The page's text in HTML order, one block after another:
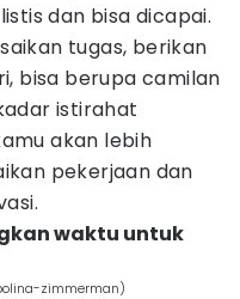
dan bisa dicapai.
tugas, berikan
bisa berupa camilan
istirahat
akan lebih
pekerjaan dan
waktu untuk
zimmerman)